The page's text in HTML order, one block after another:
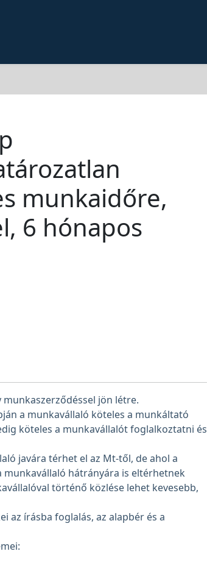
munkaidőre,
6 hónapos
jön létre.
a munkavállaló köteles a munkáltató
köteles a munkavállalót foglalkoztatni és
javára térhet el az Mt-től, de ahol a
hátrányára is eltérhetnek
történő közlése lehet kevesebb,
az írásba foglalás, az alapbér és a